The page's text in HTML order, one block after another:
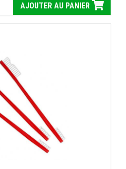
AJOUTER AU PANIER